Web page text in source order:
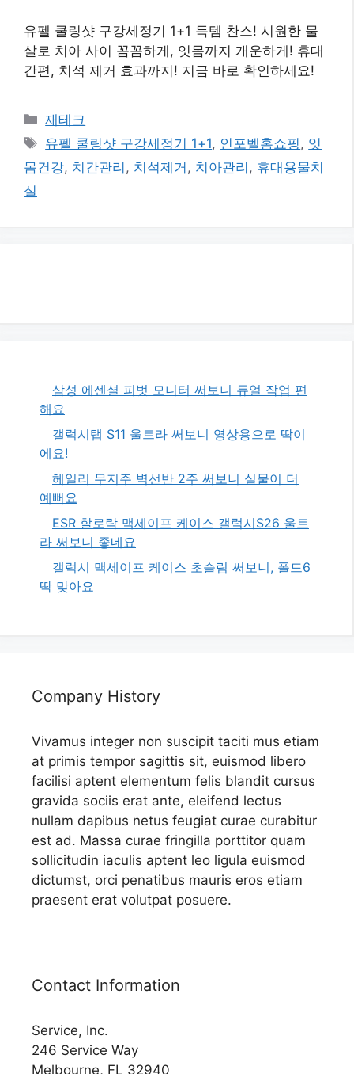
유펠 쿨링샷 구강세정기 1+1 득템 찬스! 시원한 물
살로 치아 사이 꼼꼼하게, 잇몸까지 개운하게! 휴대
간편, 치석 제거 효과까지! 지금 바로 확인하세요!
카
테
고
리
재테크
태
그
유펠 쿨링샷 구강세정기 1+1, 인포벨홈쇼핑 , 잇
몸건강, 치간관리 , 치석제거 , 치아관리 , 휴대용물치
실
삼성 에센셜 피벗 모니터 써보니 듀얼 작업 편
해요
갤럭시탭 S11 울트라 써보니 영상용으로 딱이
에요!
헤일리 무지주 벽선반 2주 써보니 실물이 더
예뻐요
ESR 할로락 맥세이프 케이스 갤럭시S26 울트
라 써보니 좋네요
갤럭시 맥세이프 케이스 초슬림 써보니, 폴드6
딱 맞아요
Company History
Vivamus integer non suscipit taciti mus etiam
at primis tempor sagittis sit, euismod libero
facilisi aptent elementum felis blandit cursus
gravida sociis erat ante, eleifend lectus
nullam dapibus netus feugiat curae curabitur
est ad. Massa curae fringilla porttitor quam
sollicitudin iaculis aptent leo ligula euismod
dictumst, orci penatibus mauris eros etiam
praesent erat volutpat posuere.
Contact Information
Service, Inc.
246 Service Way
Melbourne, FL 32940